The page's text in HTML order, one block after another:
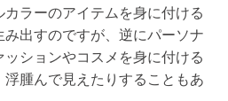
ラーのアイテムを身に付ける
出すのですが、逆にパーソナ
ションやコスメを身に付ける
腫んで見えたりすることもあ